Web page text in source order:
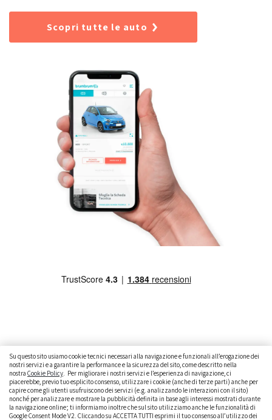
Su questo sito usiamo cookie tecnici necessari alla navigazione e funzionali all’erogazione dei
nostri servizi e a garantire la performance e la sicurezza del sito, come descritto nella
nostra Cookie Policy. Per migliorare i nostri servizi e l’esperienza di navigazione, ci
piacerebbe, previo tuo esplicito consenso, utilizzare i cookie (anche di terze parti) anche per
capire come gli utenti usufruiscono dei servizi (e.g. analizzando le interazioni con il sito)
nonché per analizzare e mostrare la pubblicità definita in base agli interessi mostrati durante
la navigazione online; ti informiamo inoltre che sul sito utilizziamo anche le funzionalità di
Google Consent Mode V2. Cliccando su ACCETTA TUTTI esprimi il tuo consenso all’utilizzo dei
Scopri tutte le auto
CAMBIARE AUTO
GUIDA ALL’ACQUISTO
GUIDE PRATICHE
CURIOSITÀ
DATI ALLA MANO